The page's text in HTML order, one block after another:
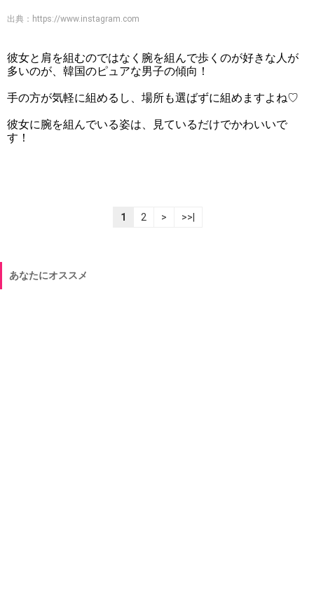
出典： https://www.instagram.com
彼女と肩を組むのではなく腕を組んで歩くのが好きな人が
多いのが、韓国のピュアな男子の傾向！
手の方が気軽に組めるし、場所も選ばずに組めますよね♡
彼女に腕を組んでいる姿は、見ているだけでかわいいで
す！
1 2 > >>|
あなたにオススメ